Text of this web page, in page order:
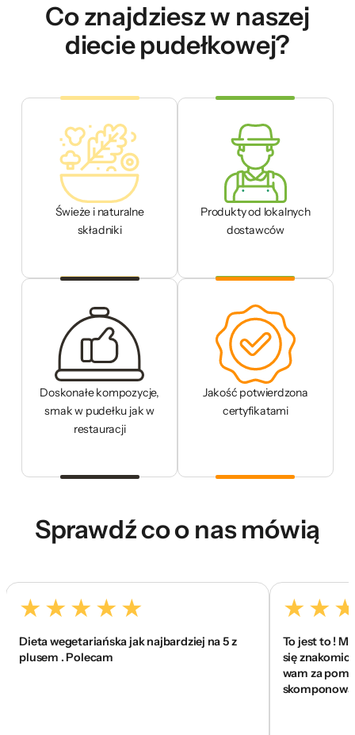
Co znajdziesz w naszej
diecie pudełkowej?
Świeże i naturalne
składniki
Produkty od lokalnych
dostawców
Doskonałe kompozycje,
smak w pudełku jak w
restauracji
Jakość potwierdzona
certyfikatami
Sprawdź co o nas mówią
wegetariańska jak najbardziej na 5 z
. Polecam
To jest to !
się znakomicie,
wam za pomoc
skomponować